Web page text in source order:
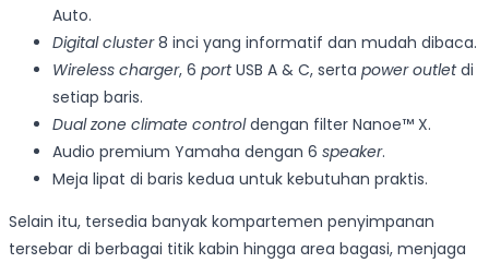
Auto.
Digital cluster8 inci yang informatif dan mudah dibaca.
Wireless charger, 6 portUSB A & C, serta power outletdi
setiap baris.
Dual zone climate controldengan filter Nanoe™ X.
Audio premium Yamaha dengan 6 speaker.
Meja lipat di baris kedua untuk kebutuhan praktis.
Selain itu, tersedia banyak kompartemen penyimpanan
tersebar di berbagai titik kabin hingga area bagasi, menjaga